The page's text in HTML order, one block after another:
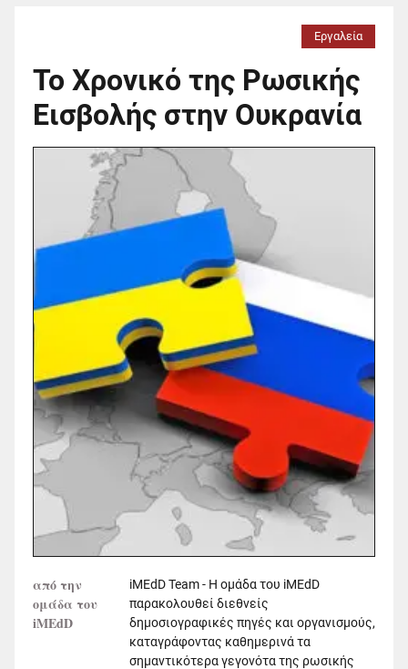
Εργαλεία
Το Χρονικό της Ρωσικής
Εισβολής στην Ουκρανία
από την
ομάδα του
iMEdD
iMEdD Team - Η ομάδα του iMEdD
παρακολουθεί διεθνείς
δημοσιογραφικές πηγές και οργανισμούς,
καταγράφοντας καθημερινά τα
σημαντικότερα γεγονότα της ρωσικής